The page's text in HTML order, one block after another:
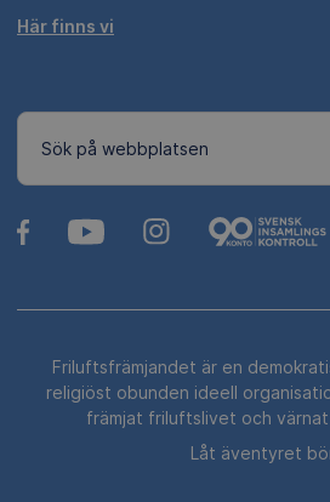
Här finns vi
Sök på webbplatsen
Friluftsfrämjandet är en
religiöst obunden ideell
främjat friluftslivet och
Låt äventyret